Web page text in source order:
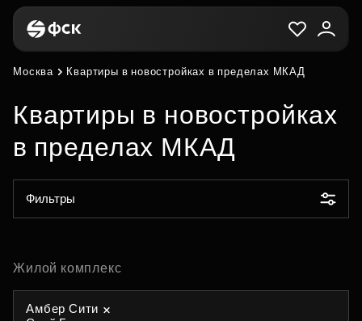
Москва Квартиры в новостройках в пределах МКАД
Квартиры в новостройках
в пределах МКАД
Фильтры
Жилой комплекс
Амбер Сити